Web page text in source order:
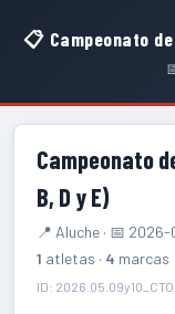
📋 Campeonato
Campeonato
B, D y E)
📍 Aluche · 📅
1 atletas · 4 marcas
ID: